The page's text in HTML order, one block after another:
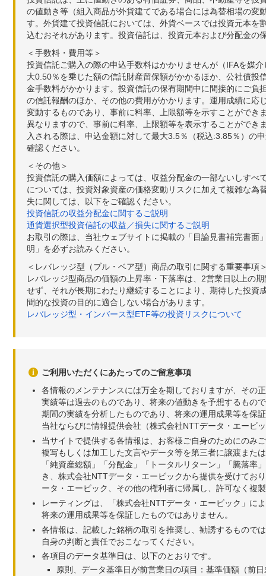
の値動き等（組入商品が外貨建てである場合には為替相場の
す。外貨建て投資信託においては、外貨ベースでは投資元本
込むおそれがあります。投資信託は、投資元本および分配金の
＜手数料・費用等＞
投資信託ご購入の際の申込手数料はかかりませんが（IFAを媒
大0.50％を乗じた額の信託財産留保額がかかるほか、公社債
金手数料がかかります。投資信託の保有期間中に間接的にご
の信託報酬のほか、その他の費用がかかります。運用成績に
変動するものであり、事前に料率、上限額等を示すことがで
異なりますので、事前に料率、上限額等を表示することがで
入される際は、申込金額に対して最大3.5％（税込:3.85％）の
確認ください。
＜その他＞
投資信託の購入価額によっては、収益分配金の一部ないしす
については、投資対象資産の価格変動リスクに加えて複雑な
失に関しては、以下をご確認ください。
投資信託の収益分配金に関するご説明
通貨選択型投資信託の収益／損失に関するご説明
お取引の際は、当社ウェブサイトに掲載の「目論見書補完書
明」を必ずお読みください。
＜レバレッジ型（ブル・ベア型）商品の取引に関する重要事項
レバレッジ型商品の価額の上昇率・下落率は、2営業日以上の
せず、それが長期にわたり継続することにより、期待した投
間的な投資の目的に適合しない場合があります。
レバレッジ型・インバース型ETF等の投資リスクについて
ご利用いただくにあたってのご留意事項
各情報のメンテナンスには万全を期しておりますが、その
実績等は過去のものであり、将来の値動きを予想するもの
期間の実績を分析したものであり、将来の運用成果等を保
当社ならびに情報提供会社（株式会社NTTデータ・エービ
当サイトで提供する各情報は、お客様ご自身のためにのみ
複写もしくは加工した文言やデータ等を第三者に譲渡また
「純資産総額」「分配金」「トータルリターン」「騰落
き、株式会社NTTデータ・エービックから提供を受けてお
ータ・エービック、その他の権利者に帰属し、許可なく複
レーティングは、「株式会社NTTデータ・エービック」に
将来の運用成果等を保証したものではありません。
各情報は、記載した銘柄の取引を推奨し、勧誘するもので
自身の判断と責任でおこなってください。
各項目のデータ基準日は、以下のとおりです。
原則、データ基準日が前営業日の項目：基準価額（前